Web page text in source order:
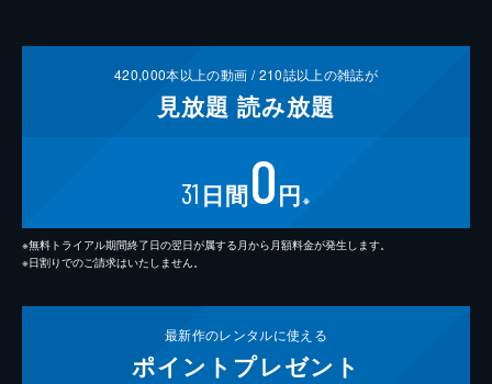
420,000本以上の動画 /210誌以上の雑誌が
見放題 読み放題
31 日間0円 ※
※無料トライアル期間終了日の翌日が属する月から月額料金が発生します。
※日割りでのご請求はいたしません。
最新作のレンタルに使える
ポイント プレゼント